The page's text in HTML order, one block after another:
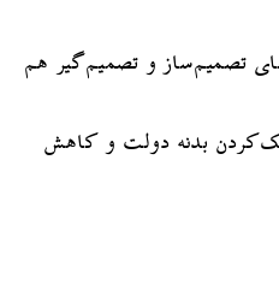
تصمیم‌ساز و تصمیم‌گیر هم
بدنه دولت و کاهش